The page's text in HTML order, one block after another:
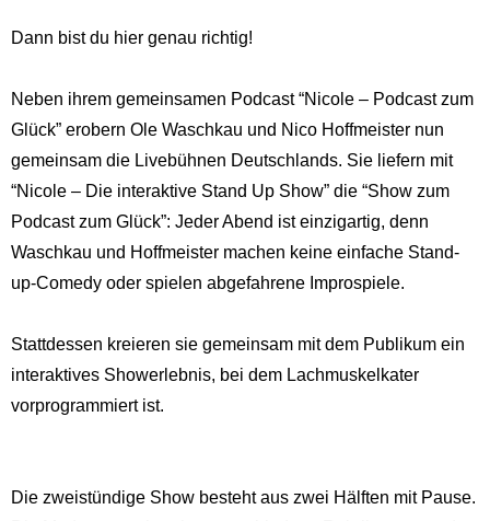
Dann bist du hier genau richtig!
Neben ihrem gemeinsamen Podcast “Nicole – Podcast zum
Glück” erobern Ole Waschkau und Nico Hoffmeister nun
gemeinsam die Livebühnen Deutschlands. Sie liefern mit
“Nicole – Die interaktive Stand Up Show” die “Show zum
Podcast zum Glück”: Jeder Abend ist einzigartig, denn
Waschkau und Hoffmeister machen keine einfache Stand-
up-Comedy oder spielen abgefahrene Improspiele.
Stattdessen kreieren sie gemeinsam mit dem Publikum ein
interaktives Showerlebnis, bei dem Lachmuskelkater
vorprogrammiert ist.
Die zweistündige Show besteht aus zwei Hälften mit Pause.